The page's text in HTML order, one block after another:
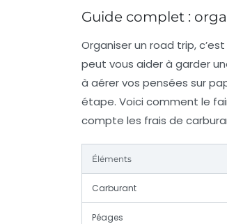
Guide complet :
Organiser un road trip,
peut vous aider à garder
à aérer vos pensées sur
étape. Voici comment le
compte les frais de
Éléments
Carburant
Péages